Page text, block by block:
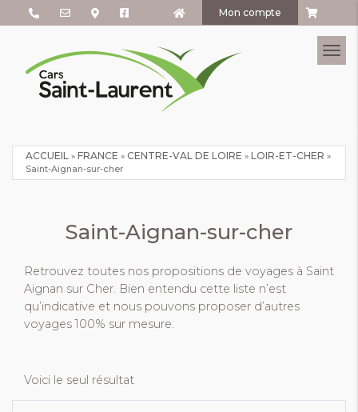
Mon compte
ACCUEIL » FRANCE » CENTRE-VAL DE LOIRE » LOIR-ET-CHER »
Saint-Aignan-sur-cher
Saint-Aignan-sur-cher
Retrouvez toutes nos propositions de voyages à Saint
Aignan sur Cher. Bien entendu cette liste n’est
qu’indicative et nous pouvons proposer d’autres
voyages 100% sur mesure.
Voici le seul résultat